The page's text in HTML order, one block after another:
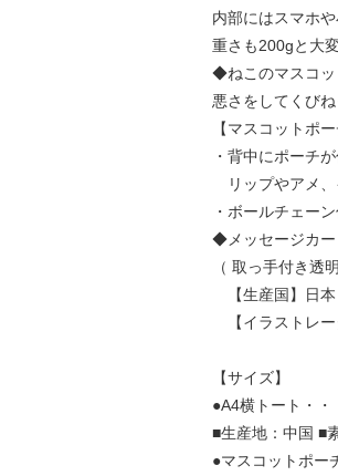
内部にはスマホ
重さも200gと大
◆ねこのマスコッ
悪さをしてくび
【マスコットポー
・背中にポーチ
リップやアメ、
・ボールチェー
◆メッセージカー
（ 取っ手付き透
【生産国】日本
【イラストレー
【サイズ】
●A4横トート・
■生産地：中国 ■
●マスコットポー